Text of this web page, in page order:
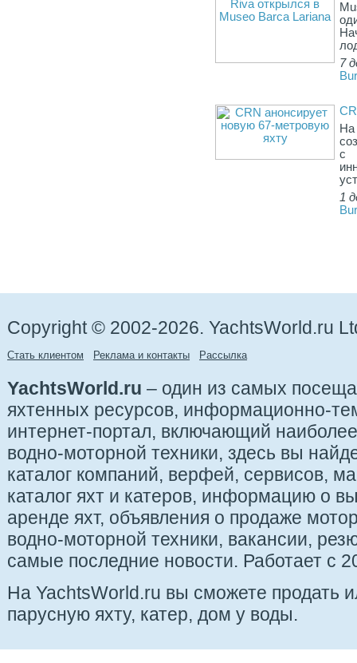
7
На
с
1
Copyright © 2002-2026. YachtsWorld.ru
Стать клиентом Реклама и контакты Рассылка
YachtsWorld.ru – один из самых
яхтенных ресурсов, информационно-
интернет-портал, включающий
водно-моторной техники, здесь вы
каталог компаний, верфей, сервисов,
каталог яхт и катеров, информацию о
аренде яхт, объявления о продаже
водно-моторной техники, вакансии,
самые последние новости. Работает с
На YachtsWorld.ru вы сможете продать
парусную яхту, катер, дом у воды.